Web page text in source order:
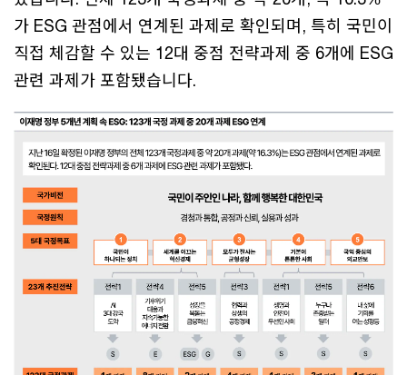
가 ESG 관점에서 연계된 과제로 확인되며, 특히 국민이
직접 체감할 수 있는 12대 중점 전략과제 중 6개에 ESG
관련 과제가 포함됐습니다.